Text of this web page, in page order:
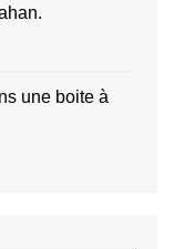
une boite à